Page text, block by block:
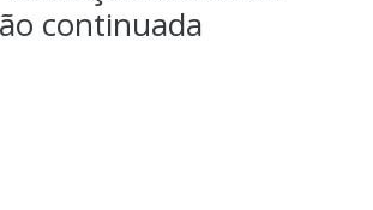
continuada